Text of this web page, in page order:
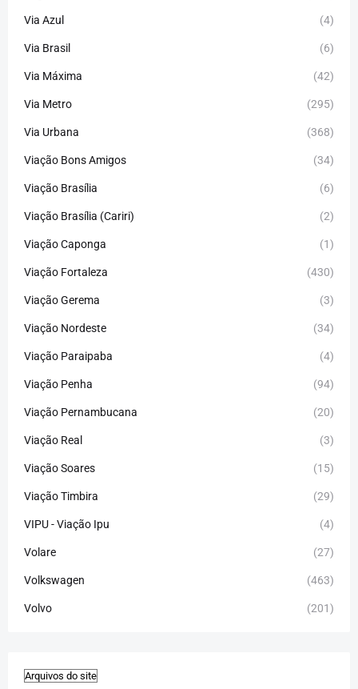
Via Azul (4)
Via Brasil (6)
Via Máxima (42)
Via Metro (295)
Via Urbana (368)
Viação Bons Amigos (34)
Viação Brasília (6)
Viação Brasília (Cariri) (2)
Viação Caponga (1)
Viação Fortaleza (430)
Viação Gerema (3)
Viação Nordeste (34)
Viação Paraipaba (4)
Viação Penha (94)
Viação Pernambucana (20)
Viação Real (3)
Viação Soares (15)
Viação Timbira (29)
VIPU - Viação Ipu (4)
Volare (27)
Volkswagen (463)
Volvo (201)